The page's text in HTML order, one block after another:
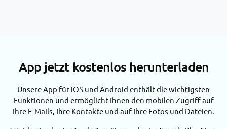
App jetzt kostenlos herunterladen
Unsere App für iOS und Android enthält die wichtigsten
Funktionen und ermöglicht Ihnen den mobilen Zugriff auf
Ihre E-Mails, Ihre Kontakte und auf Ihre Fotos und Dateien.